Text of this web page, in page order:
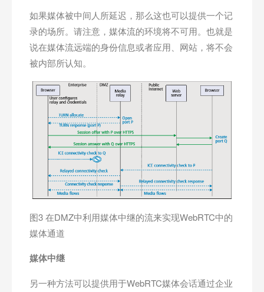
如果媒体被中间人所延迟，那么这也可以提供一个记
录的场所。请注意，媒体流的环境将不可用。也就是
说在媒体流远端的身份信息或者应用、网站，将不会
被内部所认知。
图3 在DMZ中利用媒体中继的流来实现WebRTC中的
媒体通道
媒体中继
另一种方法可以提供用于WebRTC媒体会话通过企业